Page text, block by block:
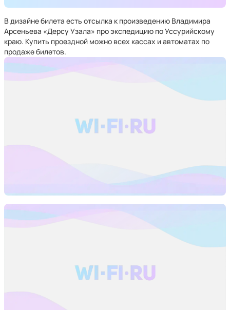
В дизайне билета есть отсылка к произведению Владимира
Арсеньева «Дерсу Узала» про экспедицию по Уссурийскому
краю. Купить проездной можно всех кассах и автоматах по
продаже билетов.